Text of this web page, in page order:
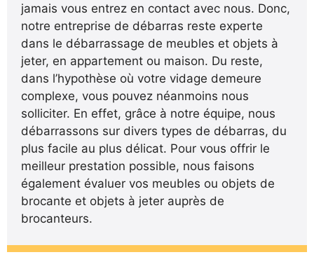
jamais vous entrez en contact avec nous. Donc,
notre entreprise de débarras reste experte
dans le débarrassage de meubles et objets à
jeter, en appartement ou maison. Du reste,
dans l’hypothèse où votre vidage demeure
complexe, vous pouvez néanmoins nous
solliciter. En effet, grâce à notre équipe, nous
débarrassons sur divers types de débarras, du
plus facile au plus délicat. Pour vous offrir le
meilleur prestation possible, nous faisons
également évaluer vos meubles ou objets de
brocante et objets à jeter auprès de
brocanteurs.